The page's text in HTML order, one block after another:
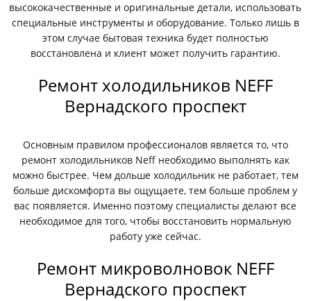
высококачественные и оригинальные детали, использовать
специальные инструменты и оборудование. Только лишь в
этом случае бытовая техника будет полностью
восстановлена и клиент может получить гарантию.
Ремонт холодильников NEFF
Вернадского проспект
Основным правилом профессионалов является то, что
ремонт холодильников Neff необходимо выполнять как
можно быстрее. Чем дольше холодильник не работает, тем
больше дискомфорта вы ощущаете, тем больше проблем у
вас появляется. Именно поэтому специалисты делают все
необходимое для того, чтобы восстановить нормальную
работу уже сейчас.
Ремонт микроволновок NEFF
Вернадского проспект